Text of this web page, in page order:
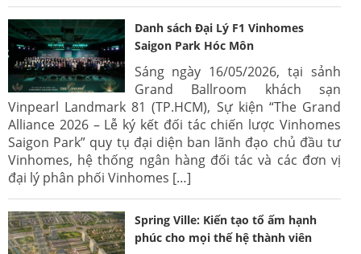
Danh sách Đại Lý F1 Vinhomes
Saigon Park Hóc Môn
Sáng ngày 16/05/2026, tại sảnh
Grand Ballroom khách sạn
Vinpearl Landmark 81 (TP.HCM), Sự kiện “The Grand
Alliance 2026 – Lễ ký kết đối tác chiến lược Vinhomes
Saigon Park” quy tụ đại diện ban lãnh đạo chủ đầu tư
Vinhomes, hệ thống ngân hàng đối tác và các đơn vị
đại lý phân phối Vinhomes […]
Spring Ville: Kiến tạo tổ ấm hạnh
phúc cho mọi thế hệ thành viên